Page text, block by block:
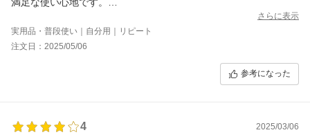
なので、真夏だけでなく、年間を通してこちらを使用していま
す。
さらに表示
実用品・普段使い｜自分用｜リピート
注文日：2025/05/06
参考になった
4
2025/03/06